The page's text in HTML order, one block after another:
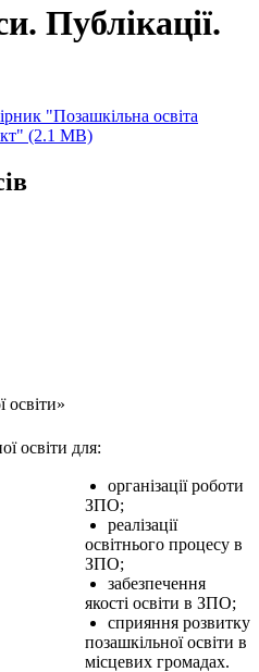
Публікації.
"Позашкільна освіта
(2.1 MB)
освіти»
освіти для:
організації роботи
ЗПО;
реалізації
освітнього процесу в
ЗПО;
забезпечення
якості освіти в ЗПО;
сприяння розвитку
позашкільної освіти в
місцевих громадах.